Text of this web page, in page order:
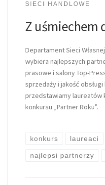
SIECI HANDLOWE
Z uśmiechem
Departament Sieci
wybiera najlepszych
prasowe i salony Top-
sprzedaży i jakość
przedstawiamy
konkursu „Partner Roku”.
konkurs laureaci
najlepsi partnerzy